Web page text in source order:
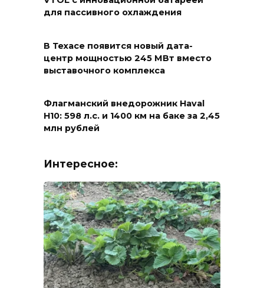
для пассивного охлаждения
В Техасе появится новый дата-
центр мощностью 245 МВт вместо
выставочного комплекса
Флагманский внедорожник Haval
H10: 598 л.с. и 1400 км на баке за 2,45
млн рублей
Интересное: